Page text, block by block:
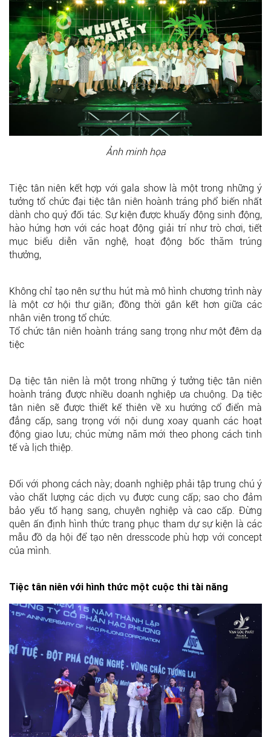
Ảnh minh họa
Tiệc tân niên kết hợp với gala show là một trong những ý
tưởng tổ chức đại tiệc tân niên hoành tráng phổ biến nhất
dành cho quý đối tác. Sự kiện được khuấy động sinh động,
hào hứng hơn với các hoạt động giải trí như trò chơi, tiết
mục biểu diễn văn nghệ, hoạt động bốc thăm trúng
thưởng,
Không chỉ tạo nên sự thu hút mà mô hình chương trình này
là một cơ hội thư giãn; đồng thời gắn kết hơn giữa các
nhân viên trong tổ chức.
Tổ chức tân niên hoành tráng sang trọng như một đêm dạ
tiệc
Dạ tiệc tân niên là một trong những ý tưởng tiệc tân niên
hoành tráng được nhiều doanh nghiệp ưa chuộng. Dạ tiệc
tân niên sẽ được thiết kế thiên về xu hướng cổ điển mà
đẳng cấp, sang trọng với nội dung xoay quanh các hoạt
động giao lưu; chúc mừng năm mới theo phong cách tinh
tế và lịch thiệp.
Đối với phong cách này; doanh nghiệp phải tập trung chú ý
vào chất lượng các dịch vụ được cung cấp; sao cho đảm
bảo yếu tố hạng sang, chuyên nghiệp và cao cấp. Đừng
quên ấn định hình thức trang phục tham dự sự kiện là các
mẫu đồ dạ hội để tạo nên dresscode phù hợp với concept
của mình.
Tiệc tân niên với hình thức một cuộc thi tài năng